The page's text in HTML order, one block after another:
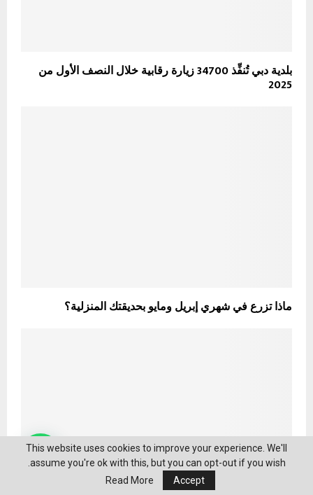
بلدية دبي تُنفِّذ 34700 زيارة رقابية خلال النصف الأول من
2025
ماذا تزرع في شهري إبريل ومايو بحديقتك المنزلية؟
This website uses cookies to improve your experience. We'll
assume you're ok with this, but you can opt-out if you wish.
Accept
Read More